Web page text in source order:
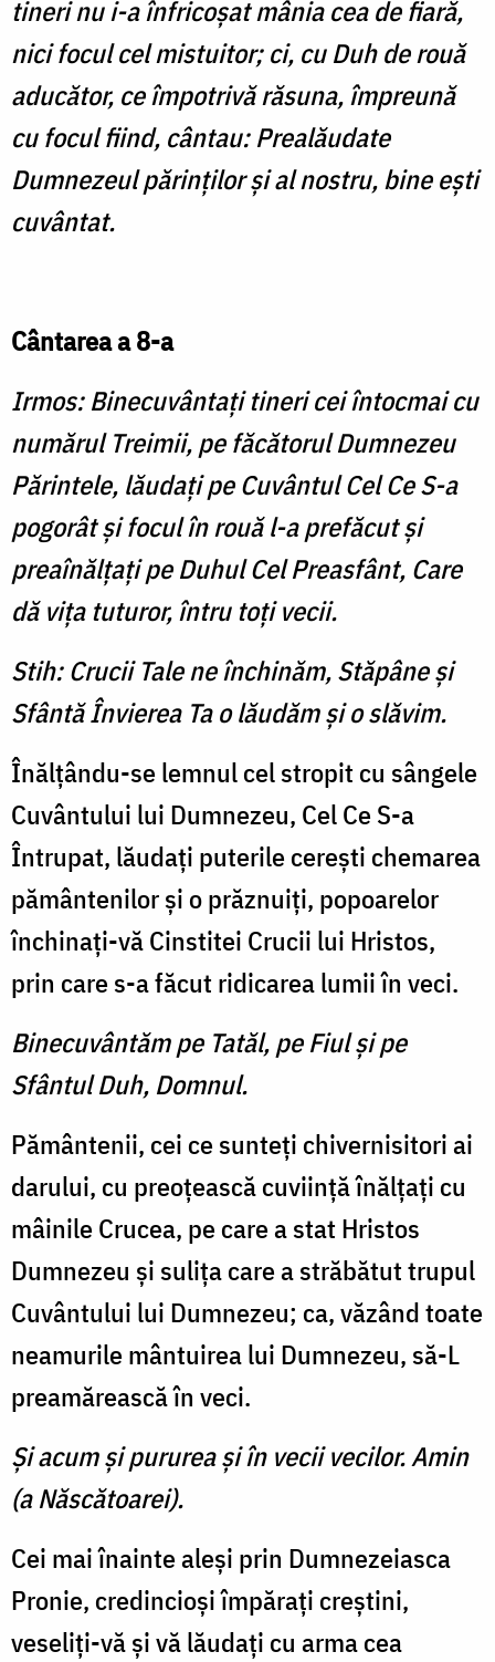
tineri nu i-a înfricoşat mânia cea de fiară,
nici focul cel mistuitor; ci, cu Duh de rouă
aducător, ce împotrivă răsuna, împreună
cu focul fiind, cântau: Prealăudate
Dumnezeul părinţilor şi al nostru, bine eşti
cuvântat.
Cântarea a 8-a
Irmos: Binecuvântaţi tineri cei întocmai cu
numărul Treimii, pe făcătorul Dumnezeu
Părintele, lăudaţi pe Cuvântul Cel Ce S-a
pogorât şi focul în rouă l-a prefăcut şi
preaînălţaţi pe Duhul Cel Preasfânt, Care
dă viţa tuturor, întru toţi vecii.
Stih: Crucii Tale ne închinăm, Stăpâne și
Sfântă Învierea Ta o lăudăm și o slăvim.
Înălţându-se lemnul cel stropit cu sângele
Cuvântului lui Dumnezeu, Cel Ce S-a
Întrupat, lăudaţi puterile cereşti chemarea
pământenilor şi o prăznuiţi, popoarelor
închinaţi-vă Cinstitei Crucii lui Hristos,
prin care s-a făcut ridicarea lumii în veci.
Binecuvântăm pe Tatăl, pe Fiul şi pe
Sfântul Duh, Domnul.
Pământenii, cei ce sunteţi chivernisitori ai
darului, cu preoţească cuviinţă înălţaţi cu
mâinile Crucea, pe care a stat Hristos
Dumnezeu şi suliţa care a străbătut trupul
Cuvântului lui Dumnezeu; ca, văzând toate
neamurile mântuirea lui Dumnezeu, să-L
preamărească în veci.
Şi acum şi pururea şi în vecii vecilor. Amin
(a Născătoarei).
Cei mai înainte aleşi prin Dumnezeiasca
Pronie, credincioşi împăraţi creştini,
veseliţi-vă şi vă lăudaţi cu arma cea